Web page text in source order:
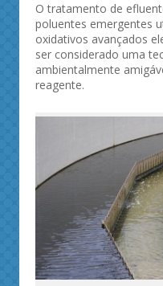
O tratamento de
poluentes emergentes
oxidativos avançados
ser considerado uma
ambientalmente
reagente.